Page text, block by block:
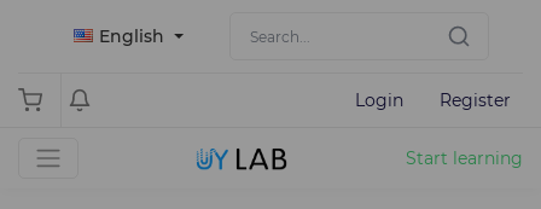
English
Login Register
Start learning